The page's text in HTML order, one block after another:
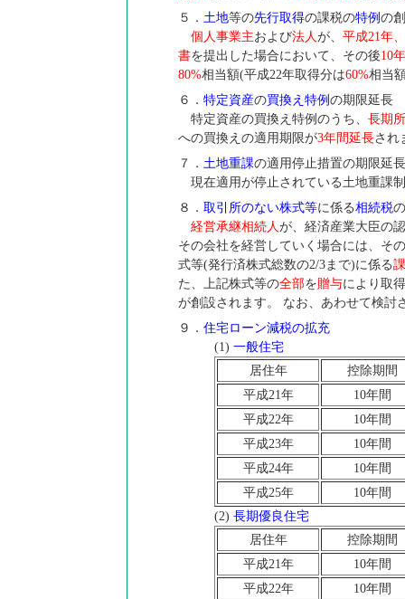
５． 土地等の先行取得の課税の特例 の
個人事業主および法人が、 平成21年
書を提出した場合において、その後10
80%相当額(平成22年取得分は60%相当
６． 特定資産の買換え特例 の期限延長
特定資産の買換え特例のうち、 長期
への買換えの適用期限が3年間延長され
７． 土地重課の適用停止措置の期限延長
現在適用が停止されている土地重課
８． 取引所のない株式等に係る相続税の
経営承継相続人が、経済産業大臣の
その会社を経営していく場合には、そ
式等(発行済株式総数の2/3まで)に係る
た、上記株式等の全部を贈与により取
が創設されます。 なお、あわせて検討
９． 住宅ローン減税の拡充
(1) 一般住宅
居住年
控除期間
平成21年
10年間
平成22年
10年間
平成23年
10年間
平成24年
10年間
平成25年
10年間
(2) 長期優良住宅
居住年
控除期間
平成21年
10年間
平成22年
10年間